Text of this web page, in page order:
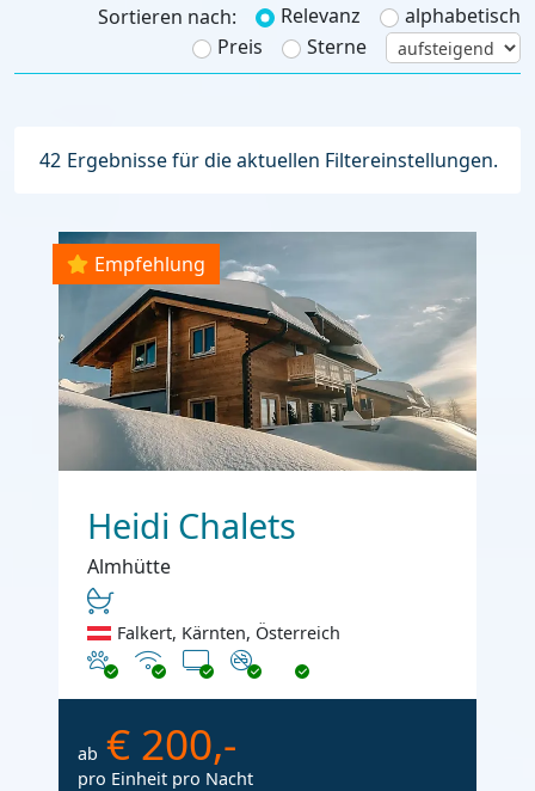
Sortieren nach: Relevanz
alphabetisch
Preis
Sterne
42 Ergebnisse für die aktuellen Filtereinstellungen.
Empfehlung
Heidi Chalets
Almhütte
Falkert, Kärnten, Österreich
Haustiere erlaubt
Internet
TV Nichtraucher
ab € 200,-
pro Einheit pro Nacht